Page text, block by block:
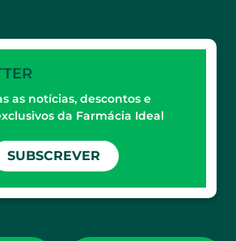
as notícias, descontos e
da Farmácia Ideal
SUBSCREVER